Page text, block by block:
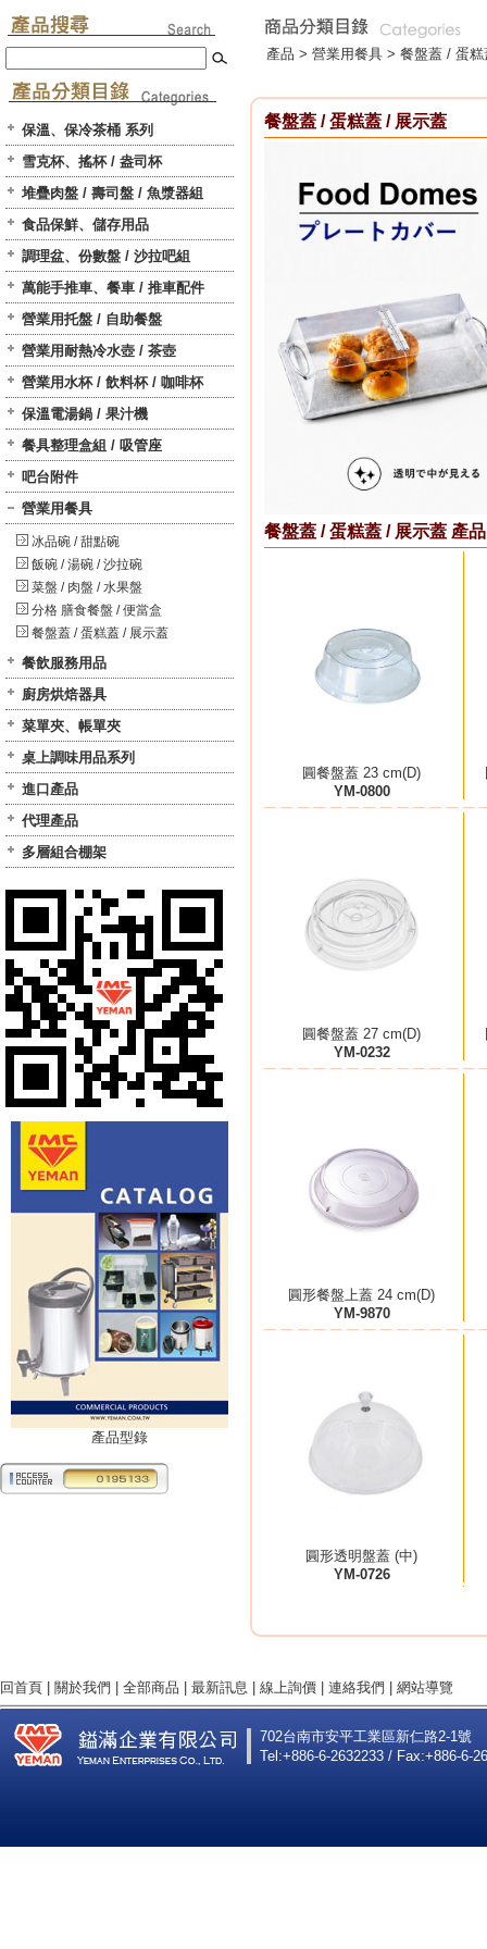
保溫、保冷茶桶 系列
雪克杯、搖杯 / 盎司杯
堆疊肉盤 / 壽司盤 / 魚漿器組
食品保鮮、儲存用品
調理盆、份數盤 / 沙拉吧組
萬能手推車、餐車 / 推車配件
營業用托盤 / 自助餐盤
營業用耐熱冷水壺 / 茶壺
營業用水杯 / 飲料杯 / 咖啡杯
保溫電湯鍋 / 果汁機
餐具整理盒組 / 吸管座
吧台附件
營業用餐具
冰品碗 / 甜點碗
飯碗 / 湯碗 / 沙拉碗
菜盤 / 肉盤 / 水果盤
分格 膳食餐盤 / 便當盒
餐盤蓋 / 蛋糕蓋 / 展示蓋
餐飲服務用品
廚房烘焙器具
菜單夾、帳單夾
桌上調味用品系列
進口產品
代理產品
多層組合棚架
產品型錄
產品 > 營業用餐具 > 餐盤蓋 / 蛋
餐盤蓋 / 蛋糕蓋 / 展示蓋
餐盤蓋 / 蛋糕蓋 / 展示蓋 產品
圓餐盤蓋 23 cm(D)
YM-0800
圓餐盤蓋 27 cm(D)
YM-0232
圓形餐盤上蓋 24 cm(D)
YM-9870
圓形透明盤蓋 (中)
YM-0726
回首頁 關於我們 全部商品 最新訊息 線上詢價 連絡我們 網站導覽
702台南市安平工業區新仁路2-1號
Tel:+886-6-2632233 / Fax:+886-6-